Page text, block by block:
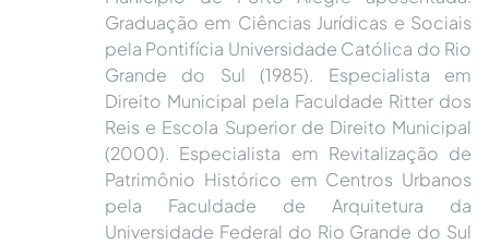
Graduação em Ciências Jurídicas e Sociais
pela Pontifícia Universidade Católica do Rio
Grande do Sul (1985). Especialista em
Direito Municipal pela Faculdade Ritter dos
Reis e Escola Superior de Direito Municipal
(2000). Especialista em Revitalização de
Patrimônio Histórico em Centros Urbanos
pela Faculdade de Arquitetura da
Universidade Federal do Rio Grande do Sul